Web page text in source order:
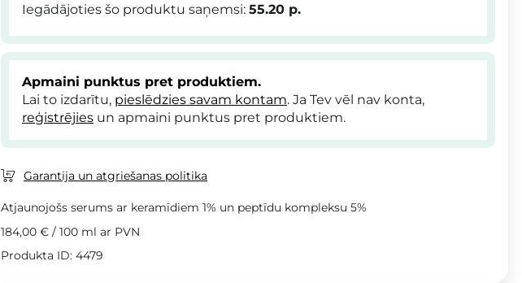
Iegādājoties šo produktu saņemsi: 55.20 p.
Apmaini punktus pret produktiem.
Lai to izdarītu, pieslēdzies savam kontam. Ja Tev vēl nav konta,
reģistrējies un apmaini punktus pret produktiem.
Garantija un atgriešanas politika
Atjaunojošs serums ar keramīdiem 1% un peptīdu kompleksu 5%
184,00 € / 100 ml ar PVN
Produkta ID: 4479